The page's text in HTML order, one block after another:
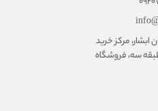
مرکز خرید
سه، فروشگاه